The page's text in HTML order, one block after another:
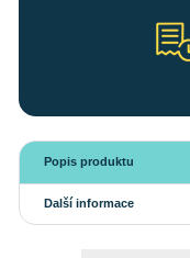
Popis produktu
Další informace